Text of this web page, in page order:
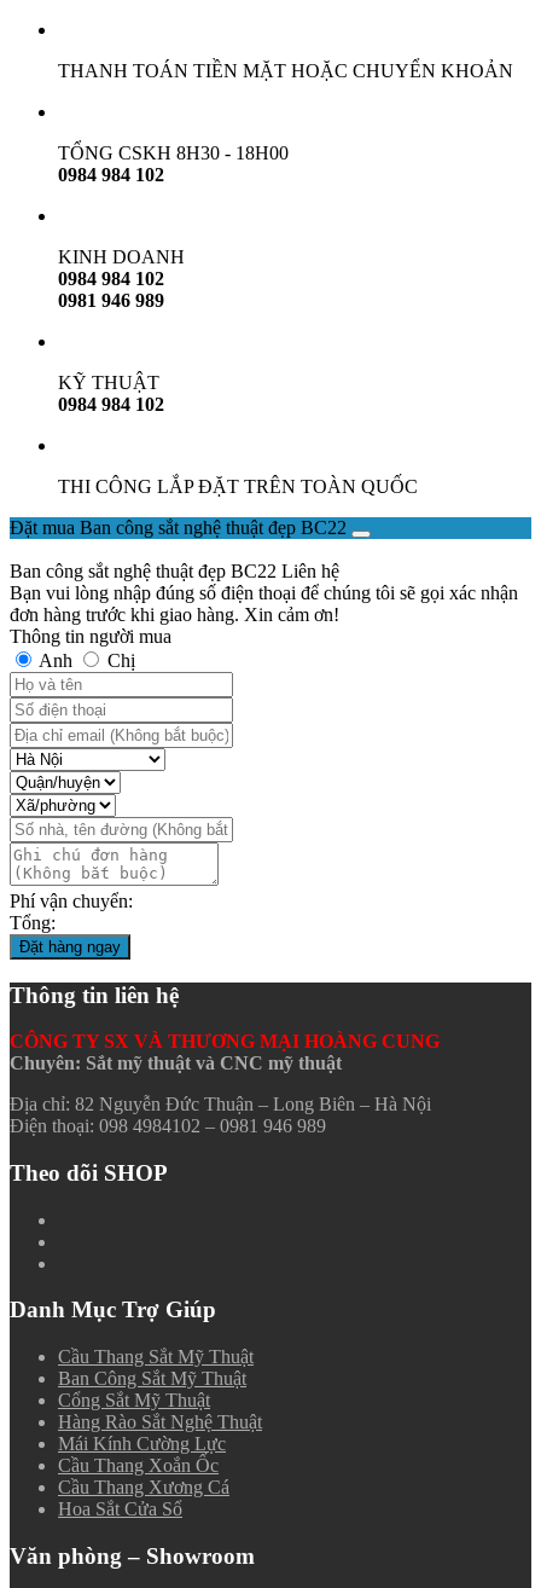
THANH TOÁN TIỀN MẶT HOẶC CHUYỂN KHOẢN
TỔNG CSKH 8H30 - 18H00
0984 984 102
KINH DOANH
0984 984 102
0981 946 989
KỸ THUẬT
0984 984 102
THI CÔNG LẮP ĐẶT TRÊN TOÀN QUỐC
Đặt mua Ban công sắt nghệ thuật đẹp BC22
Ban công sắt nghệ thuật đẹp BC22 Liên hệ
Bạn vui lòng nhập đúng số điện thoại để chúng tôi sẽ gọi xác nhận
đơn hàng trước khi giao hàng. Xin cảm ơn!
Thông tin người mua
Anh
Chị
Phí vận chuyển:
Tổng:
Đặt hàng ngay
Thông tin liên hệ
CÔNG TY SX VÀ THƯƠNG MẠI HOÀNG CUNG
Chuyên: Sắt mỹ thuật và CNC mỹ thuật
Địa chỉ: 82 Nguyễn Đức Thuận – Long Biên – Hà Nội
Điện thoại: 098 4984102 – 0981 946 989
Theo dõi SHOP
Danh Mục Trợ Giúp
Cầu Thang Sắt Mỹ Thuật
Ban Công Sắt Mỹ Thuật
Cổng Sắt Mỹ Thuật
Hàng Rào Sắt Nghệ Thuật
Mái Kính Cường Lực
Cầu Thang Xoắn Ốc
Cầu Thang Xương Cá
Hoa Sắt Cửa Sổ
Văn phòng – Showroom